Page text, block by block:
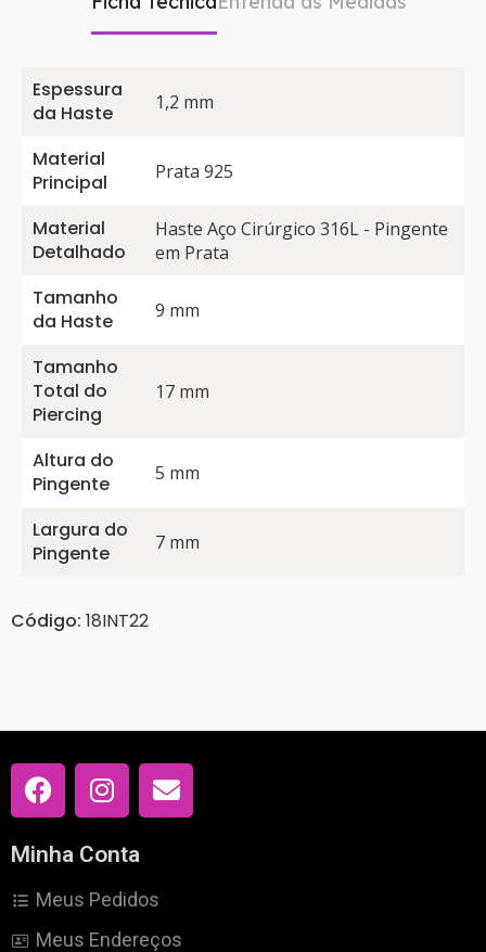
Espessura
da Haste
1,2 mm
Material
Principal
Prata 925
Material
Detalhado
Haste Aço Cirúrgico 316L - Pingente
em Prata
Tamanho
da Haste
9 mm
Tamanho
Total do
Piercing
17 mm
Altura do
Pingente
5 mm
Largura do
Pingente
7 mm
Código: 18INT22
Minha Conta
Meus Pedidos
Meus Endereços